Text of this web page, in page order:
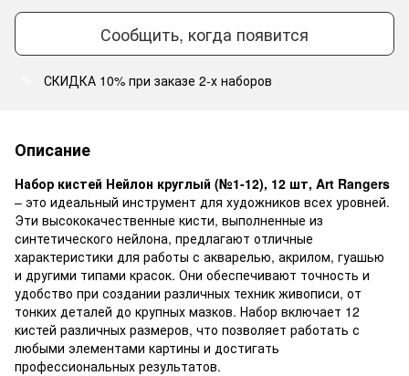
Сообщить, когда появится
СКИДКА 10% при заказе 2-х наборов
Описание
Набор кистей Нейлон круглый (№1-12), 12 шт, Art Rangers
– это идеальный инструмент для художников всех уровней.
Эти высококачественные кисти, выполненные из
синтетического нейлона, предлагают отличные
характеристики для работы с акварелью, акрилом, гуашью
и другими типами красок. Они обеспечивают точность и
удобство при создании различных техник живописи, от
тонких деталей до крупных мазков. Набор включает 12
кистей различных размеров, что позволяет работать с
любыми элементами картины и достигать
профессиональных результатов.